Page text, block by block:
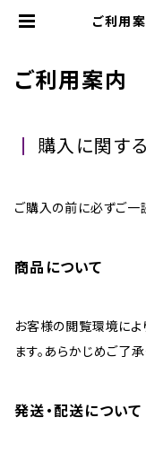
ご利用
ご利用案内
購入に関す
ご購入の前に必ずご一
商品について
お客様の閲覧環境に
ます。あらかじめご了承
発送・配送について